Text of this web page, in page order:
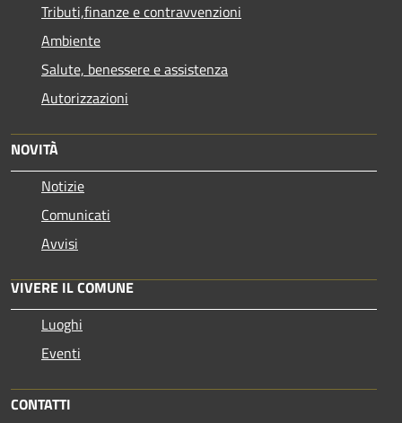
Tributi,finanze e contravvenzioni
Ambiente
Salute, benessere e assistenza
Autorizzazioni
NOVITÀ
Notizie
Comunicati
Avvisi
VIVERE IL COMUNE
Luoghi
Eventi
CONTATTI